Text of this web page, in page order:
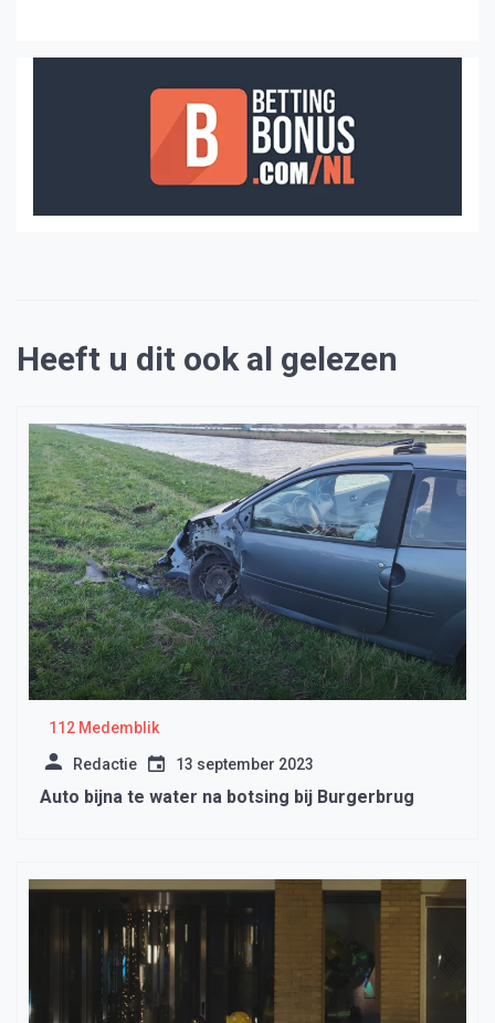
Heeft u dit ook al gelezen
112 Medemblik
Redactie 13 september 2023
Auto bijna te water na botsing bij Burgerbrug